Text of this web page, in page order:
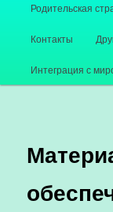
Родительская
Контакты
Интеграция с